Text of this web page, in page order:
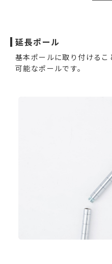
延長ポール
基本ポールに取り付ける
可能なポールです。